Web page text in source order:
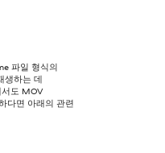
파일 형식의
생하는 데
서도 MOV
다면 아래의 관련